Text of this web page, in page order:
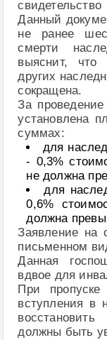
Данный
не ранее
смерти
выяснит, что
других
сокращена.
За проведение
установлена
суммах:
для
- 0,3%
не должна
для
0,6%
должна
Заявление на
письменном
Данная
вдвое для
При
вступления в
должны быть